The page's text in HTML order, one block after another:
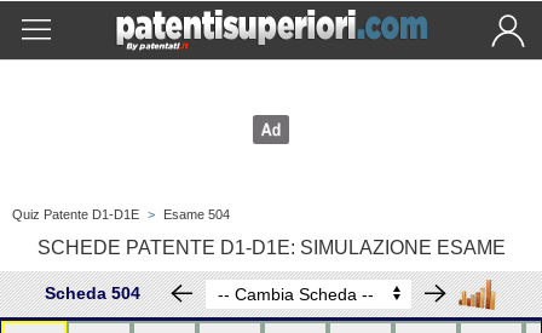
Quiz Patente D1-D1E > Esame 504
SCHEDE PATENTE D1-D1E: SIMULAZIONE ESAME
Scheda 504